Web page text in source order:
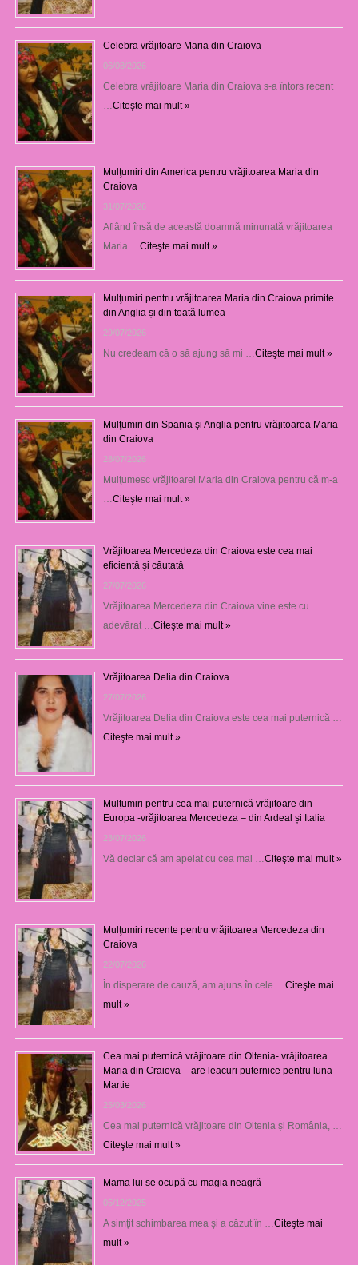
Celebra vrăjitoare Maria din Craiova
06/08/2026
Celebra vrăjitoare Maria din Craiova s-a întors recent
Citeşte mai mult »
Mulţumiri din America pentru vrăjitoarea Maria din
Craiova
31/07/2026
Aflând însă de această doamnă minunată vrăjitoarea
Maria … Citeşte mai mult »
Mulţumiri pentru vrăjitoarea Maria din Craiova primite
din Anglia și din toată lumea
29/07/2026
Nu credeam că o să ajung să mi … Citeşte mai mult »
Mulţumiri din Spania şi Anglia pentru vrăjitoarea Maria
din Craiova
28/07/2026
Mulţumesc vrăjitoarei Maria din Craiova pentru că m-a
Citeşte mai mult »
Vrăjitoarea Mercedeza din Craiova este cea mai
eficientă şi căutată
27/07/2026
Vrăjitoarea Mercedeza din Craiova vine este cu
adevărat … Citeşte mai mult »
Vrăjitoarea Delia din Craiova
27/07/2026
Vrăjitoarea Delia din Craiova este cea mai puternică …
Citeşte mai mult »
Mulțumiri pentru cea mai puternică vrăjitoare din
Europa -vrăjitoarea Mercedeza – din Ardeal și Italia
23/07/2026
Vă declar că am apelat cu cea mai … Citeşte mai mult »
Mulţumiri recente pentru vrăjitoarea Mercedeza din
Craiova
22/07/2026
În disperare de cauză, am ajuns în cele … Citeşte mai
mult »
Cea mai puternică vrăjitoare din Oltenia- vrăjitoarea
Maria din Craiova – are leacuri puternice pentru luna
Martie
25/03/2026
Cea mai puternică vrăjitoare din Oltenia și România, …
Citeşte mai mult »
Mama lui se ocupă cu magia neagră
05/12/2025
A simțit schimbarea mea şi a căzut în … Citeşte mai
mult »